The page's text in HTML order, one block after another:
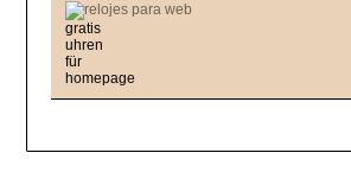
relojes para web